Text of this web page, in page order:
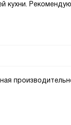
Рекомендую